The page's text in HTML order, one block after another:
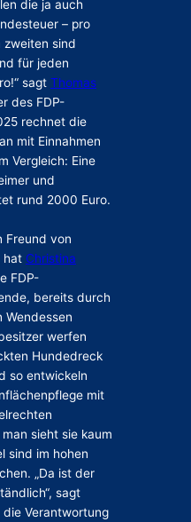
die ja auch
– pro
zweiten sind
für jeden
sagt Thomas
des FDP-
rechnet die
mit Einnahmen
Vergleich: Eine
und
rund 2000 Euro.
Freund von
hat Christina
FDP-
bereits durch
Wendessen
werfen
Hundedreck
so entwickeln
mit
sieht sie kaum
sind im hohen
„Da ist der
sagt
die Verantwortung